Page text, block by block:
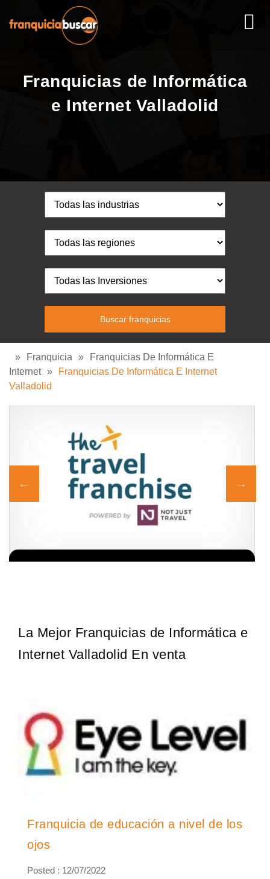
Franquicias de Informática
e Internet Valladolid
» Franquicia »
Franquicias De Informática E
Internet »
Franquicias De Informática E Internet
Valladolid
La Mejor Franquicias de Informática e
Internet Valladolid En venta
Franquicia de educación a nivel de los
ojos
Posted : 12/07/2022